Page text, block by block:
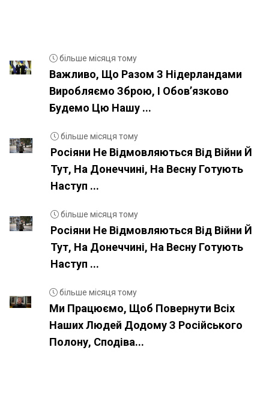
більше місяця тому
Важливо, Що Разом З Нідерландами
Виробляємо Зброю, І Обовʼязково
Будемо Цю Нашу ...
більше місяця тому
Росіяни Не Відмовляються Від Війни Й
Тут, На Донеччині, На Весну Готують
Наступ ...
більше місяця тому
Росіяни Не Відмовляються Від Війни Й
Тут, На Донеччині, На Весну Готують
Наступ ...
більше місяця тому
Ми Працюємо, Щоб Повернути Всіх
Наших Людей Додому З Російського
Полону, Сподіва...